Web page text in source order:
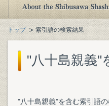
トップ 索引語の検索結果
"八十島親義"
"八十島親義"を含む索引語